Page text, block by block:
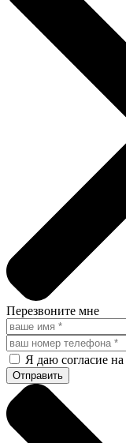
Перезвоните мне
Я даю согласие на